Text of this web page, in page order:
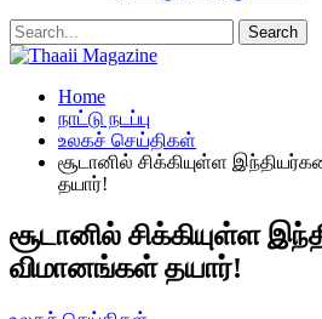
Home
நாட்டு நடப்பு
உலகச் செய்திகள்
சூடானில் சிக்கியுள்ள
தயார்!
சூடானில் சிக்கியுள்ள
விமானங்கள் தயார்!